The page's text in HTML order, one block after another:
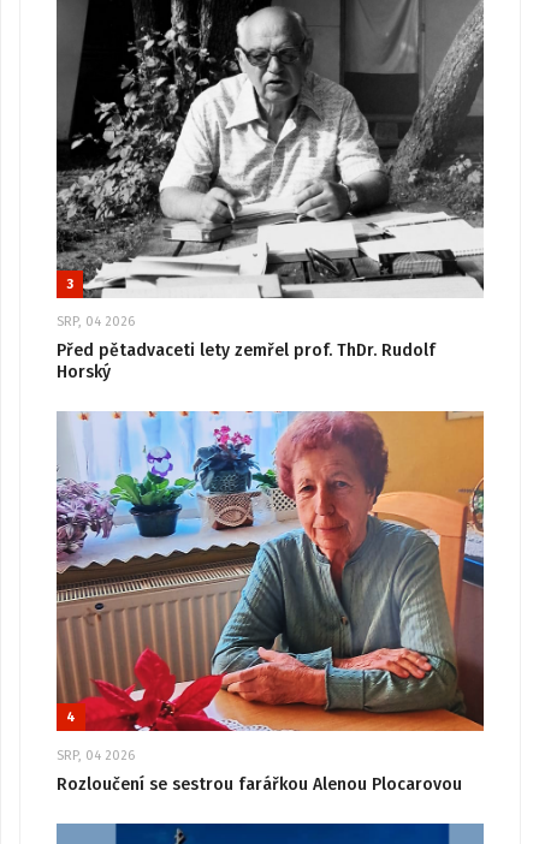
3
SRP, 04 2026
Před pětadvaceti lety zemřel prof. ThDr. Rudolf
Horský
4
SRP, 04 2026
Rozloučení se sestrou farářkou Alenou Plocarovou